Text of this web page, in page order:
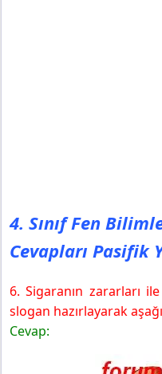
4. Sınıf Fen
Cevapları Pasifik
6. Sigaranın zararları
slogan hazırlayarak
Cevap: